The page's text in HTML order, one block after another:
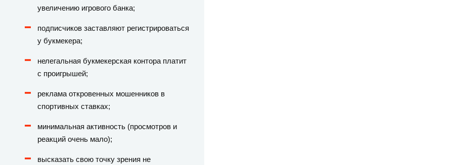
увеличению игрового банка;
подписчиков заставляют регистрироваться
у букмекера;
нелегальная букмекерская контора платит
с проигрышей;
реклама откровенных мошенников в
спортивных ставках;
минимальная активность (просмотров и
реакций очень мало);
высказать свою точку зрения не